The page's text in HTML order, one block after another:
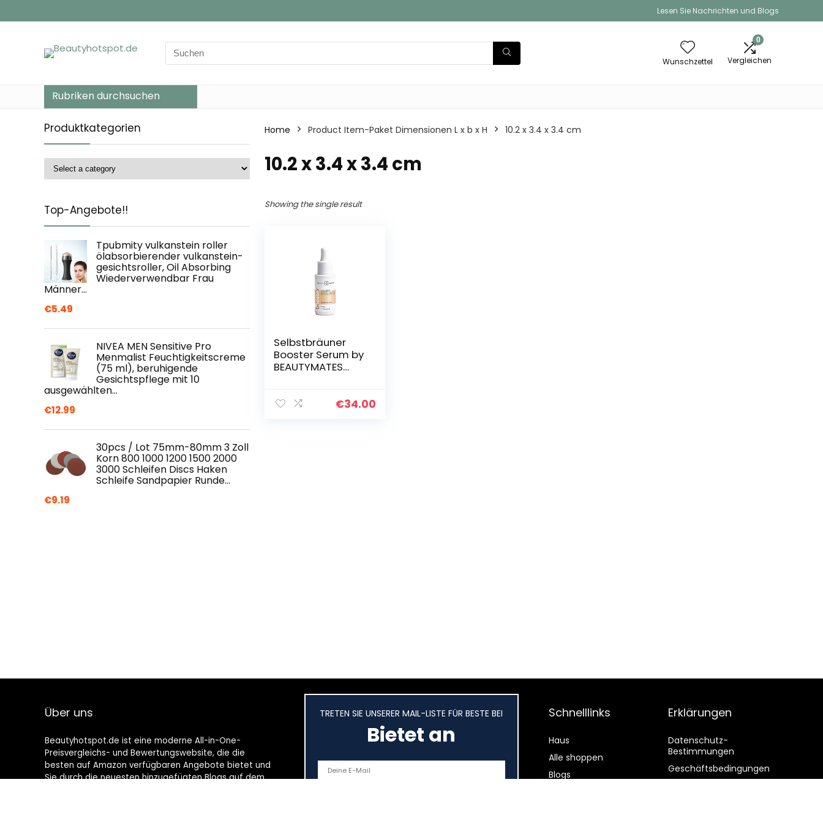
Lesen Sie Nachrichten und Blogs
Search
for:
Wunschzettel
0
Vergleichen
Rubriken durchsuchen
Produktkategorien
Top-Angebote!!
Tpubmity vulkanstein roller
ölabsorbierender vulkanstein-
gesichtsroller, Oil Absorbing
Wiederverwendbar Frau
Männer…
€5.49
NIVEA MEN Sensitive Pro
Menmalist Feuchtigkeitscreme
(75 ml), beruhigende
Gesichtspflege mit 10
ausgewählten…
€12.99
30pcs / Lot 75mm-80mm 3 Zoll
Korn 800 1000 1200 1500 2000
3000 Schleifen Discs Haken
Schleife Sandpapier Runde…
€9.19
Home Product Item-Paket Dimensionen L x b x H ‎10.2 x 3.4 x 3.4 cm
‎10.2 x 3.4 x 3.4 cm
Showing the single result
Selbstbräuner
Booster Serum by
BEAUTYMATES
omplex mit Aloe
€34.00
Über uns
Beautyhotspot.de ist eine moderne All-in-One-
Preisvergleichs- und Bewertungswebsite, die die
besten auf Amazon verfügbaren Angebote bietet und
Sie durch die neuesten hinzugefügten Blogs auf dem
TRETEN SIE UNSERER MAIL-LISTE FÜR BESTE BEI
Bietet an
Schnelllinks
Haus
Alle shoppen
Blogs
Erklärungen
Datenschutz-
Bestimmungen
Geschäftsbedingungen